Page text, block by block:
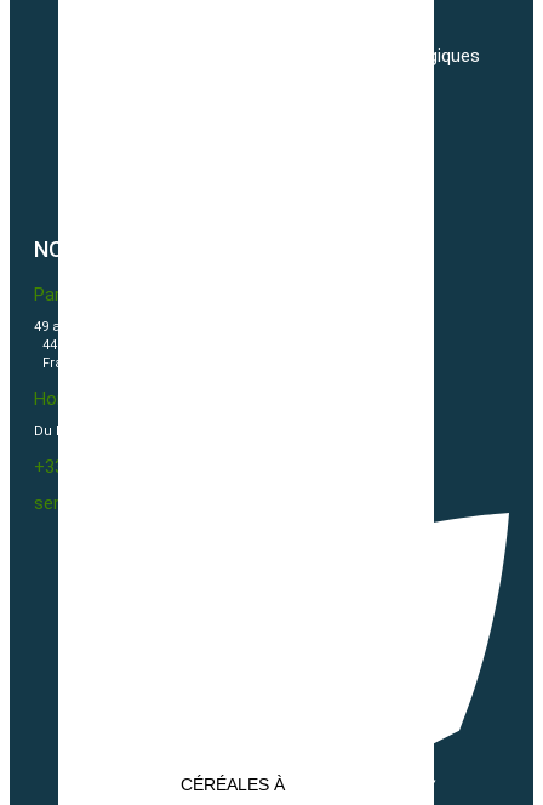
CÉRÉALES À
Nos tarifs de transport de semences Biologiques
NOUS CONTACTER
Partner & Co SAS
49 avenue du Général de Gaulle
44500 La Baule Escoublac
France
Horaires
Du Lundi au vendredi 09h00-12h00 / 13h30-16h00
+33(0)2 40 23 63 24
sembio@partnerandco.fr